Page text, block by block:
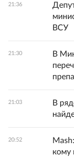
21:36
ВСУ
21:30
В
21:03
В
20:52
кому